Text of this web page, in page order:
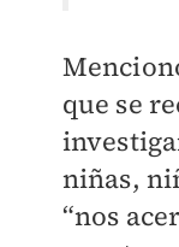
que se
niñas,
“nos